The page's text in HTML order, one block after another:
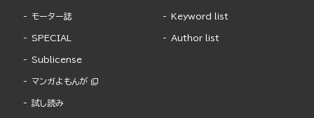
モーター誌
SPECIAL
Sublicense
マンガよもんが
試し読み
Keyword list
Author list